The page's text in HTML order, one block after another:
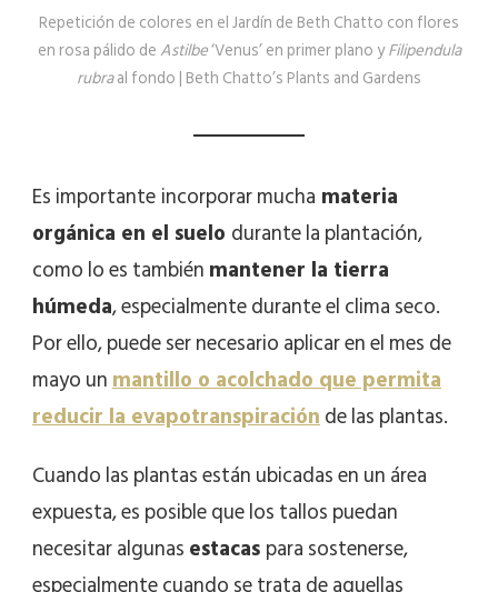
Repetición de colores en el Jardín de Beth Chatto con flores
en rosa pálido de Astilbe‘Venus’ en primer plano yFilipendula
rubraal fondo | Beth Chatto’s Plants and Gardens
Es importanteincorporar mucha materia
orgánica en el suelo durante la plantación,
como lo es tambiénmantener la tierra
húmeda, especialmente durante el clima seco.
Por ello, puede ser necesario aplicar en el mes de
mayo unmantillo o acolchado que permita
reducir la evapotranspiraciónde las plantas.
Cuando las plantas están ubicadas en un área
expuesta, es posible que los tallos puedan
necesitar algunasestacaspara sostenerse,